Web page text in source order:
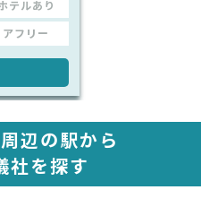
テルあり
アフリー
辺の駅から
社を探す